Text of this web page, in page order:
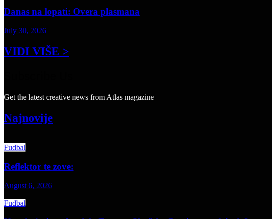
Danas na lopati: Overa plasmana
July 30, 2026
VIDI VIŠE >
Get the latest creative news from Atlas magazine
Najnovije
Fudbal
Reflektor te zove:
August 6, 2026
Fudbal